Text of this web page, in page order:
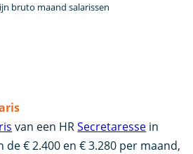
bruto maand salarissen
van een HRSecretaresse in
€ 2.400 en € 3.280 per maand,